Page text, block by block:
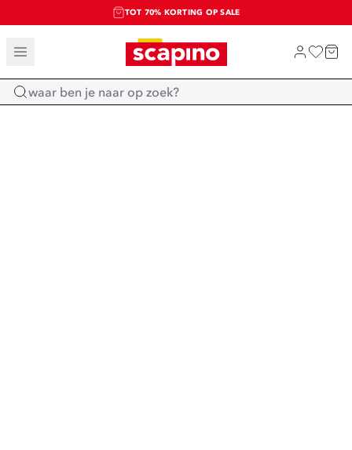
TOT 70% KORTING OP SALE
SALE: LAATSTE KANS!
SHOP NIEUW
Home